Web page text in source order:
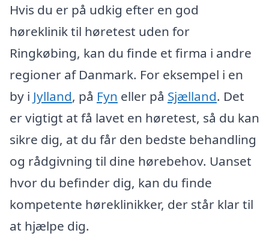
Hvis du er på udkig efter en god
høreklinik til høretest uden for
Ringkøbing, kan du finde et firma i andre
regioner af Danmark. For eksempel i en
by i Jylland, på Fyn eller på Sjælland. Det
er vigtigt at få lavet en høretest, så du kan
sikre dig, at du får den bedste behandling
og rådgivning til dine hørebehov. Uanset
hvor du befinder dig, kan du finde
kompetente høreklinikker, der står klar til
at hjælpe dig.